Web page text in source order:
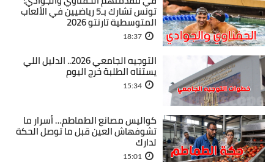
تونس تشارك بـ5 رياضيين في الألعاب
المتوسطية تارنتو 2026
18:37
التوجيه الجامعي 2026.. الدليل اللي
يستناه الطلبة خرج اليوم
15:34
كواليس مصانع الطماطم… أسرار ما
تشوفهاش العين قبل ما توصل الحكة
لدارك
15:01